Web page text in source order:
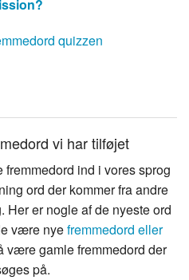
quizzen
vi har tilføjet
ind i vores sprog
ord der kommer fra andre
Her er nogle af de nyeste ord
være nyefremmedord eller
være gamle fremmedord der
på.